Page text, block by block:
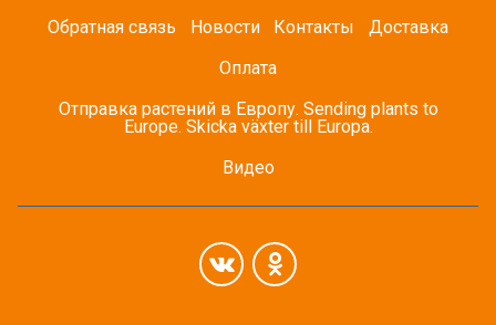
Обратная связь
Новости Контакты
Доставка
Оплата
Отправка растений в Европу. Sending plants to
Europe. Skicka växter till Europa.
Видео